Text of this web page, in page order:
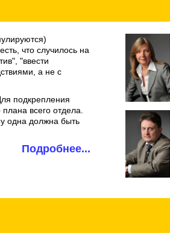
что случилось на
"ввести
а не с
подкрепления
всего отдела.
одна должна быть
Подробнее...